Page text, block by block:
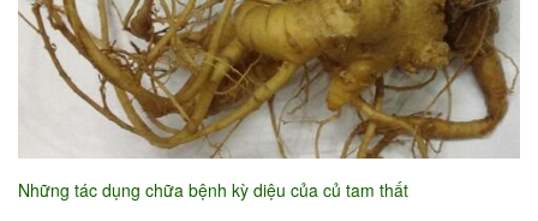
Những tác dụng chữa bệnh kỳ diệu của củ tam thất